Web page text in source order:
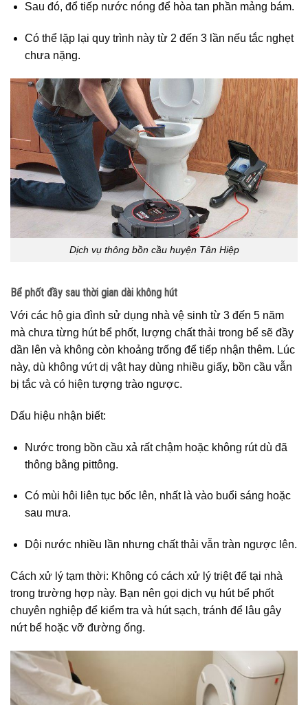
Sau đó, đổ tiếp nước nóng để hòa tan phần mảng bám.
Có thể lặp lại quy trình này từ 2 đến 3 lần nếu tắc nghẹt
chưa nặng.
Dịch vụ thông bồn cầu huyện Tân Hiệp
Bể phốt đầy sau thời gian dài không hút
Với các hộ gia đình sử dụng nhà vệ sinh từ 3 đến 5 năm
mà chưa từng hút bể phốt, lượng chất thải trong bể sẽ đầy
dần lên và không còn khoảng trống để tiếp nhận thêm. Lúc
này, dù không vứt dị vật hay dùng nhiều giấy, bồn cầu vẫn
bị tắc và có hiện tượng trào ngược.
Dấu hiệu nhận biết:
Nước trong bồn cầu xả rất chậm hoặc không rút dù đã
thông bằng pittông.
Có mùi hôi liên tục bốc lên, nhất là vào buổi sáng hoặc
sau mưa.
Dội nước nhiều lần nhưng chất thải vẫn tràn ngược lên.
Cách xử lý tạm thời: Không có cách xử lý triệt để tại nhà
trong trường hợp này. Bạn nên gọi dịch vụ hút bể phốt
chuyên nghiệp để kiểm tra và hút sạch, tránh để lâu gây
nứt bể hoặc vỡ đường ống.